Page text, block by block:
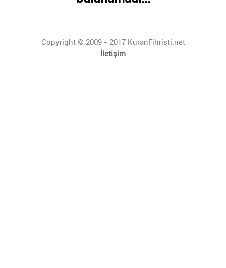
Copyright © 2009 - 2017 KuranFihristi.net
İletişim